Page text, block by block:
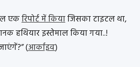
एकरिपोर्ट में कियाजिसका टाइटल था,
हथियार इस्तेमाल किया गया..!
(आर्काइव)